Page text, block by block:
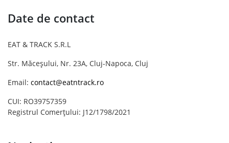
Date de contact
EAT & TRACK S.R.L
Str. Măceșului, Nr. 23A, Cluj-Napoca, Cluj
Email: contact@eatntrack.ro
CUI: RO39757359
Registrul Comerțului: J12/1798/2021